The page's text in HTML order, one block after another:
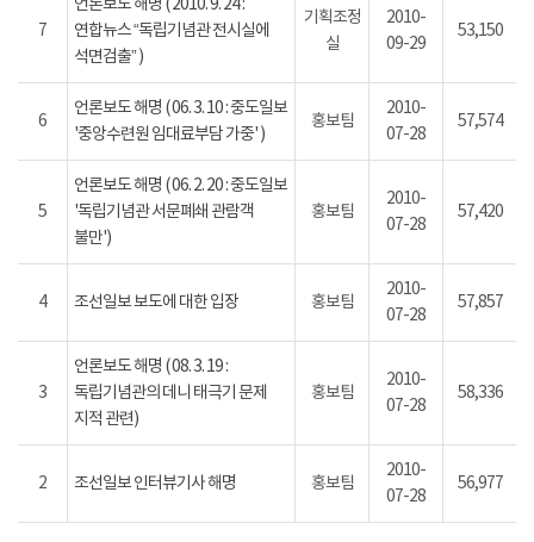
7
언론보도 해명 ( 2010. 9. 24 :
연합뉴스 “독립기념관 전시실에
석면검출” )
기획조정
실
2010-
09-29
53,150
6
언론보도 해명 ( 06. 3. 10 : 중도일보
'중앙수련원 임대료부담 가중' )
홍보팀
2010-
07-28
57,574
5
언론보도 해명 ( 06. 2. 20 : 중도일보
'독립기념관 서문폐쇄 관람객
불만')
홍보팀
2010-
07-28
57,420
4 조선일보 보도에 대한 입장 홍보팀
2010-
07-28
57,857
3
언론보도 해명 ( 08. 3. 19 :
독립기념관의 데니 태극기 문제
지적 관련)
홍보팀
2010-
07-28
58,336
2 조선일보 인터뷰기사 해명 홍보팀
2010-
07-28
56,977